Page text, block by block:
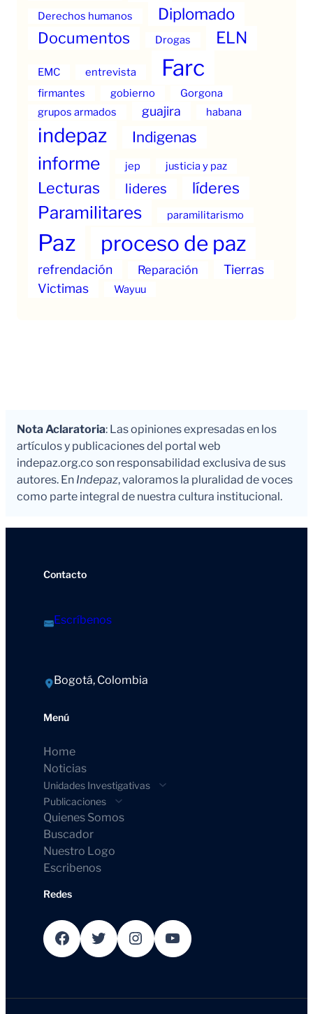
Derechos humanos Diplomado
Documentos Drogas ELN
EMC entrevista Farc
firmantes gobierno
Gorgona
grupos armados
guajira habana
indepaz Indigenas
informe jep justicia y paz
Lecturas lideres líderes
Paramilitares paramilitarismo
Paz proceso de paz
refrendación Reparación
Tierras
Victimas
Wayuu
Nota Aclaratoria: Las opiniones expresadas en los
artículos y publicaciones del portal web
indepaz.org.co son responsabilidad exclusiva de sus
autores. En Indepaz, valoramos la pluralidad de voces
como parte integral de nuestra cultura institucional.
Contacto
Escríbenos
Bogotá, Colombia
Menú
Home
Noticias
Unidades Investigativas
Publicaciones
Quienes Somos
Buscador
Nuestro Logo
Escribenos
Redes
Facebook Twitter Instagram YouTube